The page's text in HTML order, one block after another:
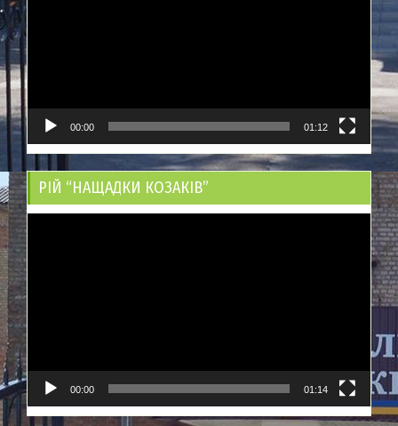
00:00 01:12
РІЙ “НАЩАДКИ КОЗАКІВ”
00:00 01:14